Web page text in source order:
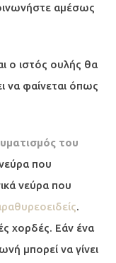
αμέσως
ο ιστός ουλής θα
να φαίνεται όπως
του
που
νεύρα που
.
χορδές. Εάν ένα
μπορεί να γίνει